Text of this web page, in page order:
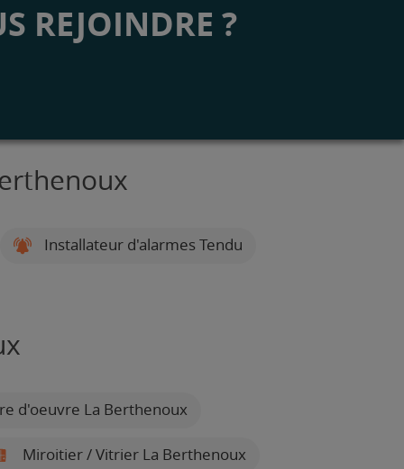
REJOINDRE ?
Installateur d'alarmes Tendu
d'oeuvre La Berthenoux
Miroitier / Vitrier La Berthenoux